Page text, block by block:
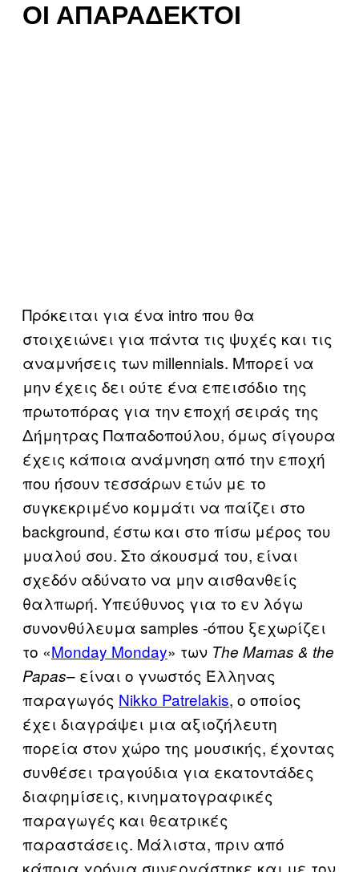
OΙ ΑΠΑΡΆΔΕΚΤΟΙ
Πρόκειται για ένα intro που θα
στοιχειώνει για πάντα τις ψυχές και τις
αναμνήσεις των millennials. Μπορεί να
μην έχεις δει ούτε ένα επεισόδιο της
πρωτοπόρας για την εποχή σειράς της
Δήμητρας Παπαδοπούλου, όμως σίγουρα
έχεις κάποια ανάμνηση από την εποχή
που ήσουν τεσσάρων ετών με το
συγκεκριμένο κομμάτι να παίζει στο
background, έστω και στο πίσω μέρος του
μυαλού σου. Στο άκουσμά του, είναι
σχεδόν αδύνατο να μην αισθανθείς
θαλπωρή. Υπεύθυνος για το εν λόγω
συνονθύλευμα samples -όπου ξεχωρίζει
το «Monday Monday» των The Mamas & the
Papas– είναι ο γνωστός Έλληνας
παραγωγός Nikko Patrelakis, o οποίος
έχει διαγράψει μια αξιοζήλευτη
πορεία στον χώρο της μουσικής, έχοντας
συνθέσει τραγούδια για εκατοντάδες
διαφημίσεις, κινηματογραφικές
παραγωγές και θεατρικές
παραστάσεις. Μάλιστα, πριν από
κάποια χρόνια συνεργάστηκε και με τον